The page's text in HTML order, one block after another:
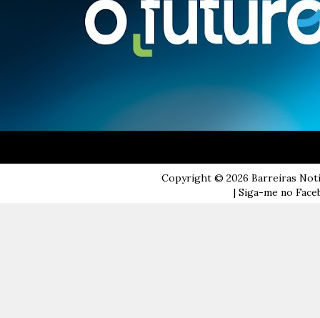
Copyright © 2026 Barreiras
| Siga-me no